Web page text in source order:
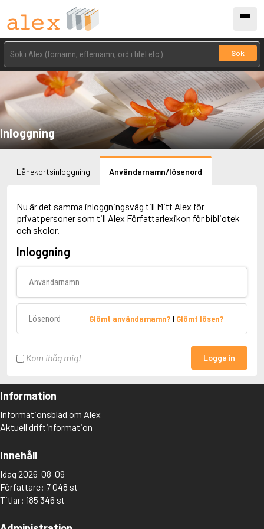
Sök
Inloggning
Lånekortsinloggning Användarnamn/lösenord
Nu är det samma inloggningsväg till Mitt Alex för
privatpersoner som till Alex Författarlexikon för bibliotek
och skolor.
Inloggning
Glömt användarnamn? | Glömt lösen?
Kom ihåg mig! Logga in
Information
Informationsblad om Alex
Aktuell driftinformation
Innehåll
Idag 2026-08-09
Författare: 7 048 st
Titlar: 185 346 st